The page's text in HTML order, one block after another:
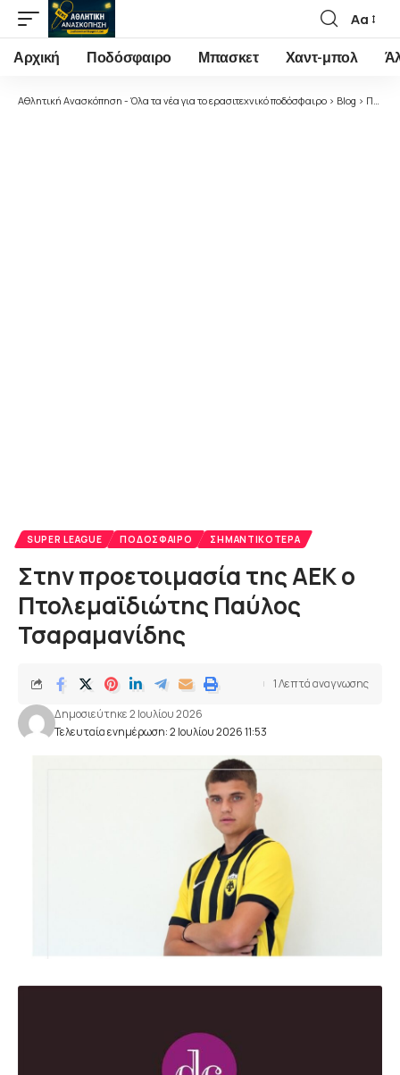
Font
Resizer
Αα
Αρχική Ποδόσφαιρο Μπασκετ Χαντ-μπολ
Αθλητική Ανασκόπηση - Όλα τα νέα για το ερασιτεχνικό ποδόσφαιρο > Blog > Ποδόσφαιρο
SUPER LEAGUE ΠΟΔΌΣΦΑΙΡΟ ΣΗΜΑΝΤΙΚΌΤΕΡΑ
Στην προετοιμασία της ΑΕΚ ο
Πτολεμαϊδιώτης Παύλος
Τσαραμανίδης
Τελευταία ενημέρωση: 2 Ιουλίου 2026 11:53
Δημοσιεύτηκε 2 Ιουλίου 2026
1 Λεπτά αναγνωσης